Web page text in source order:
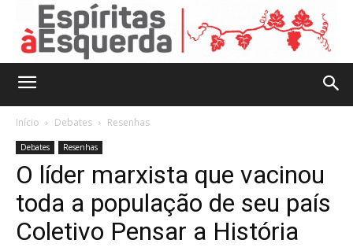
Início Debates Resenhas
Debates Resenhas
O líder marxista que vacinou
toda a população de seu país
Coletivo Pensar a História